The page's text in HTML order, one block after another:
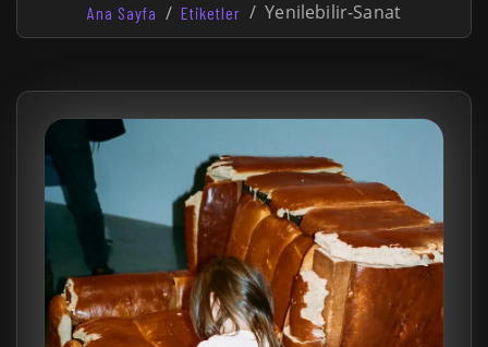
Ana Sayfa Etiketler Yenilebilir-Sanat